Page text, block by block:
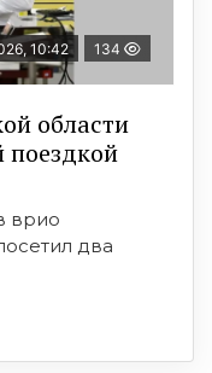
10:42 134
области
поездкой
врио
два